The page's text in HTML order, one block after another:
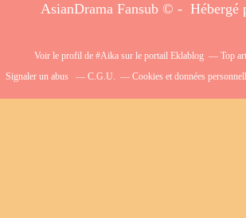
AsianDrama Fansub © - Hébergé
Voir le profil de #Aikasur le portail Eklablog Top
Signaler un abus
C.G.U. Cookies et données